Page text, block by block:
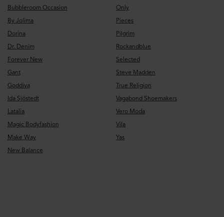
Bubbleroom Occasion
By Jolima
Dorina
Dr. Denim
Forever New
Gant
Goddiva
Ida Sjöstedt
Latalia
Magic Bodyfashion
Make Way
New Balance
Only
Pieces
Pilgrim
Rockandblue
Selected
Steve Madden
True Religion
Vagabond Shoemakers
Vero Moda
Vila
Yas